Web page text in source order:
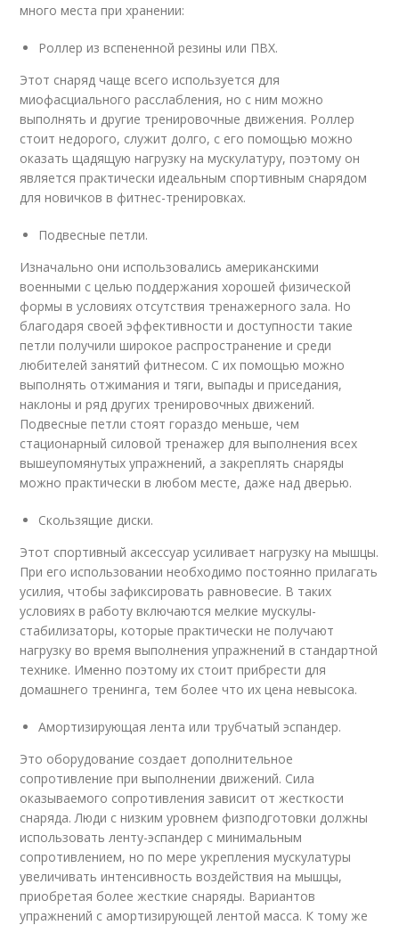
много места при хранении:
Роллер из вспененной резины или ПВХ.
Этот снаряд чаще всего используется для
миофасциального расслабления, но с ним можно
выполнять и другие тренировочные движения. Роллер
стоит недорого, служит долго, с его помощью можно
оказать щадящую нагрузку на мускулатуру, поэтому он
является практически идеальным спортивным снарядом
для новичков в фитнес-тренировках.
Подвесные петли.
Изначально они использовались американскими
военными с целью поддержания хорошей физической
формы в условиях отсутствия тренажерного зала. Но
благодаря своей эффективности и доступности такие
петли получили широкое распространение и среди
любителей занятий фитнесом. С их помощью можно
выполнять отжимания и тяги, выпады и приседания,
наклоны и ряд других тренировочных движений.
Подвесные петли стоят гораздо меньше, чем
стационарный силовой тренажер для выполнения всех
вышеупомянутых упражнений, а закреплять снаряды
можно практически в любом месте, даже над дверью.
Скользящие диски.
Этот спортивный аксессуар усиливает нагрузку на мышцы.
При его использовании необходимо постоянно прилагать
усилия, чтобы зафиксировать равновесие. В таких
условиях в работу включаются мелкие мускулы-
стабилизаторы, которые практически не получают
нагрузку во время выполнения упражнений в стандартной
технике. Именно поэтому их стоит прибрести для
домашнего тренинга, тем более что их цена невысока.
Амортизирующая лента или трубчатый эспандер.
Это оборудование создает дополнительное
сопротивление при выполнении движений. Сила
оказываемого сопротивления зависит от жесткости
снаряда. Люди с низким уровнем физподготовки должны
использовать ленту-эспандер с минимальным
сопротивлением, но по мере укрепления мускулатуры
увеличивать интенсивность воздействия на мышцы,
приобретая более жесткие снаряды. Вариантов
упражнений с амортизирующей лентой масса. К тому же